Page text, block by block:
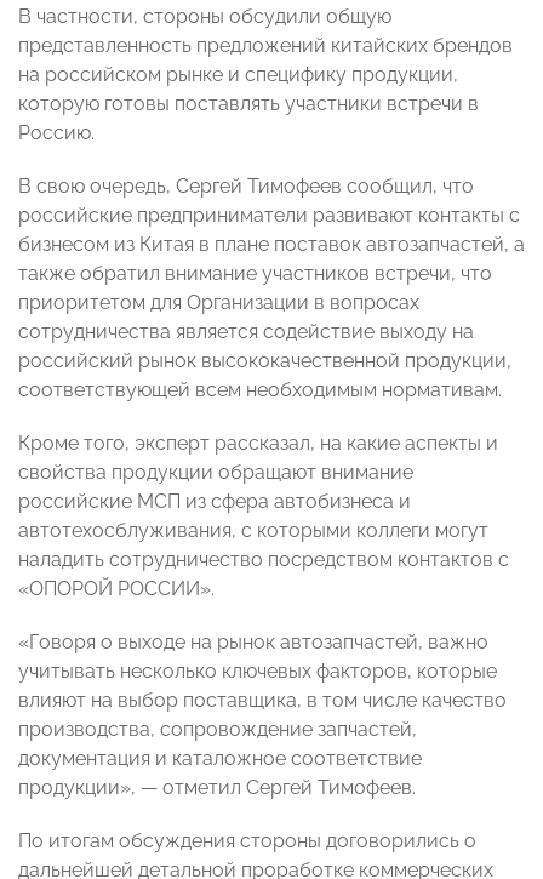
В частности, стороны обсудили общую
представленность предложений китайских брендов
на российском рынке и специфику продукции,
которую готовы поставлять участники встречи в
Россию.
В свою очередь, Сергей Тимофеев сообщил, что
российские предприниматели развивают контакты с
бизнесом из Китая в плане поставок автозапчастей, а
также обратил внимание участников встречи, что
приоритетом для Организации в вопросах
сотрудничества является содействие выходу на
российский рынок высококачественной продукции,
соответствующей всем необходимым нормативам.
Кроме того, эксперт рассказал, на какие аспекты и
свойства продукции обращают внимание
российские МСП из сфера автобизнеса и
автотехосблуживания, с которыми коллеги могут
наладить сотрудничество посредством контактов с
«ОПОРОЙ РОССИИ».
«Говоря о выходе на рынок автозапчастей, важно
учитывать несколько ключевых факторов, которые
влияют на выбор поставщика, в том числе качество
производства, сопровождение запчастей,
документация и каталожное соответствие
продукции», — отметил Сергей Тимофеев.
По итогам обсуждения стороны договорились о
дальнейшей детальной проработке коммерческих